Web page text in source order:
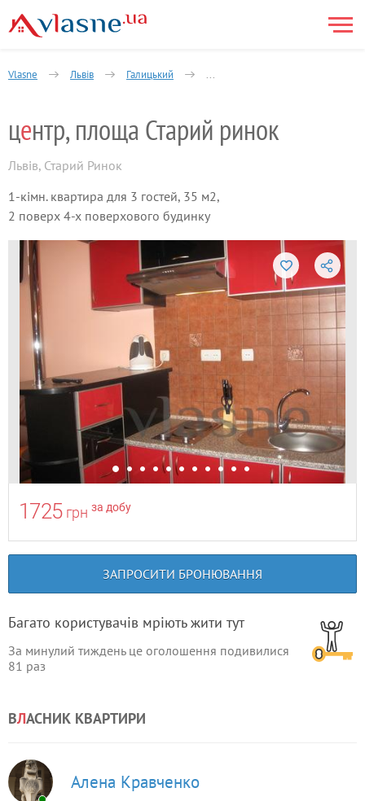
Vlasne Львів Галицький Світова спадщина ЮНЕСКО № 865,
центр, площа Старий ринок
Львів, Старий Ринок
1-кімн. квартира для 3 гостей, 35 м2,
2 поверх 4-х поверхового будинку
1725 грн за добу
ЗАПРОСИТИ БРОНЮВАННЯ
Багато користувачів мріють жити тут
За минулий тиждень це оголошення подивилися
81 раз
ВЛАСНИК КВАРТИРИ
Алена Кравченко